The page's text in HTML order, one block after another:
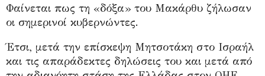
Φαίνεται πως τη «δόξα» του Μακάρθυ ζήλωσαν
οι σημερινοί κυβερνώντες.
Έτσι, μετά την επίσκεψη Μητσοτάκη στο Ισραήλ
και τις απαράδεκτες δηλώσεις του και μετά από